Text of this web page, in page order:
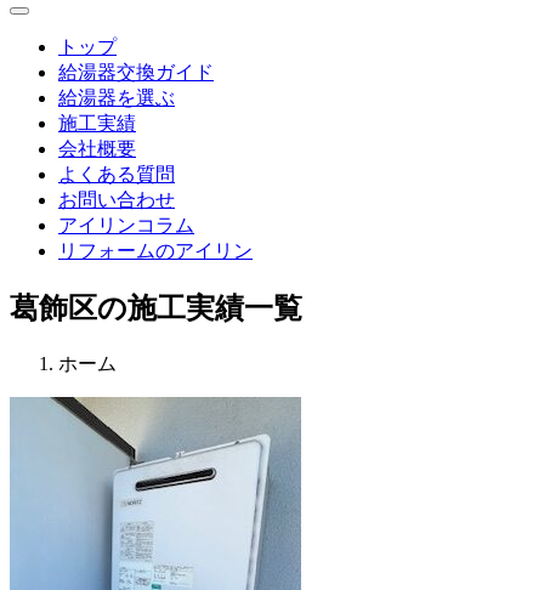
Menu
トップ
給湯器交換ガイド
給湯器を選ぶ
施工実績
会社概要
よくある質問
お問い合わせ
アイリンコラム
リフォームのアイリン
葛飾区の施工実績一覧
ホーム